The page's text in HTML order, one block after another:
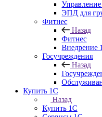
ЭПД для
Фитнес
Назад
Фитнес
Внедрение
Госучреждения
Назад
Купить 1С
Назад
Купить 1С